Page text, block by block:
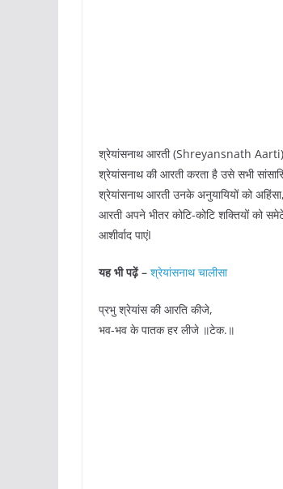
श्रेयांसनाथ आरती (Shreyansnath Aarti)
श्रेयांसनाथ की आरती करता है उसे सभी
श्रेयांसनाथ आरती उनके अनुयायियों को अहिंसा,
आरती अपने भीतर कोटि-कोटि शक्तियों को
आशीर्वाद पाएंI
यह भी पढ़ें – श्रेयांसनाथ चालीसा
प्रभु श्रेयांस की आरति कीजे,
भव-भव के पातक हर लीजे ॥टेक.॥